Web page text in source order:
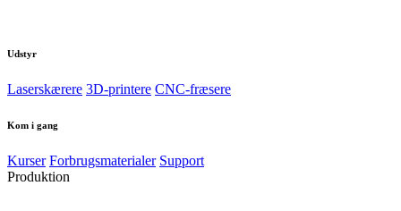
Udstyr
Laserskærere 3D-printere CNC-fræsere
Kom i gang
Kurser Forbrugsmaterialer Support
Produktion